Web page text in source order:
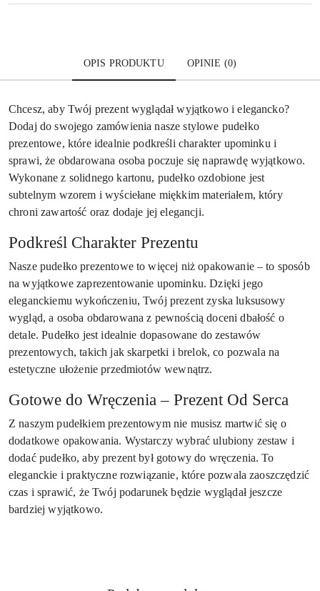
OPIS PRODUKTU OPINIE (0)
Chcesz, aby Twój prezent wyglądał wyjątkowo i elegancko?
Dodaj do swojego zamówienia nasze stylowe pudełko
prezentowe, które idealnie podkreśli charakter upominku i
sprawi, że obdarowana osoba poczuje się naprawdę wyjątkowo.
Wykonane z solidnego kartonu, pudełko ozdobione jest
subtelnym wzorem i wyściełane miękkim materiałem, który
chroni zawartość oraz dodaje jej elegancji.
Podkreśl Charakter Prezentu
Nasze pudełko prezentowe to więcej niż opakowanie – to sposób
na wyjątkowe zaprezentowanie upominku. Dzięki jego
eleganckiemu wykończeniu, Twój prezent zyska luksusowy
wygląd, a osoba obdarowana z pewnością doceni dbałość o
detale. Pudełko jest idealnie dopasowane do zestawów
prezentowych, takich jak skarpetki i brelok, co pozwala na
estetyczne ułożenie przedmiotów wewnątrz.
Gotowe do Wręczenia – Prezent Od Serca
Z naszym pudełkiem prezentowym nie musisz martwić się o
dodatkowe opakowania. Wystarczy wybrać ulubiony zestaw i
dodać pudełko, aby prezent był gotowy do wręczenia. To
eleganckie i praktyczne rozwiązanie, które pozwala zaoszczędzić
czas i sprawić, że Twój podarunek będzie wyglądał jeszcze
bardziej wyjątkowo.